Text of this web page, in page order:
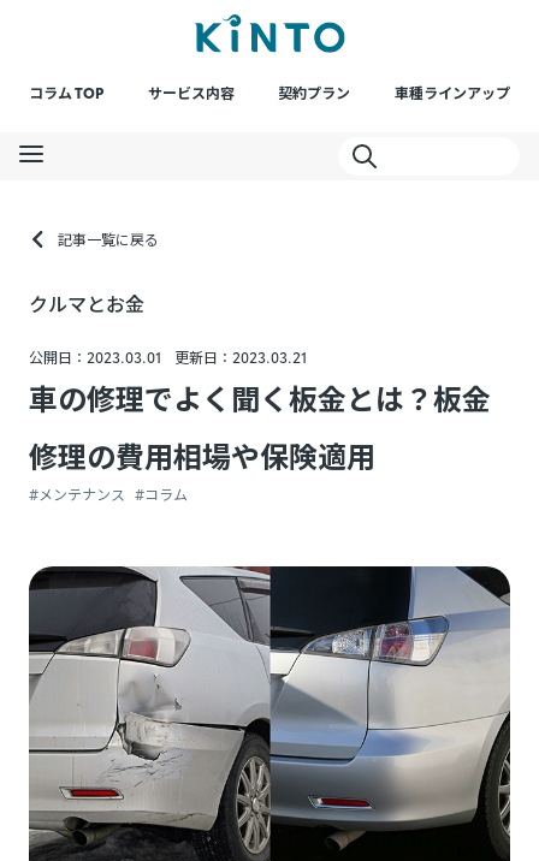
コラム TOP サービス内容 契約プラン 車種ラインアップ
記事一覧に戻る
クルマとお金
公開日：2023.03.01 更新日：2023.03.21
車の修理でよく聞く板金とは？板金
修理の費用相場や保険適用
#メンテナンス #コラム